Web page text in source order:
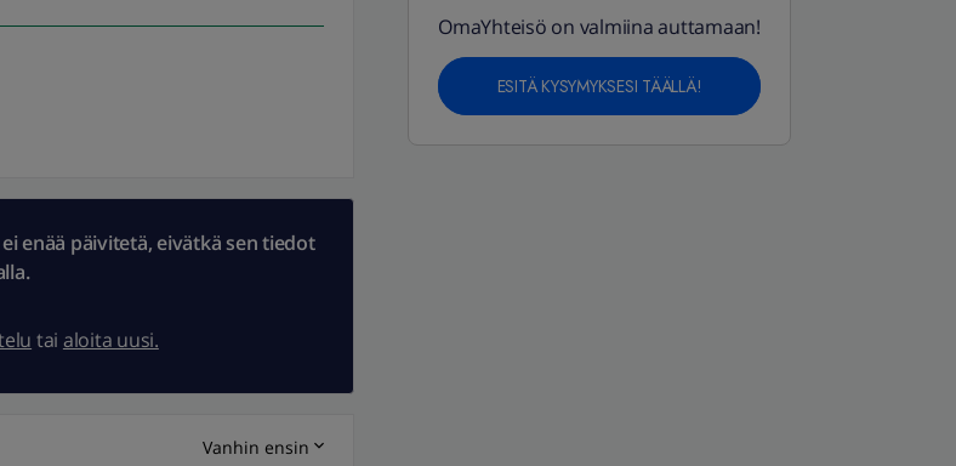
enää päivitetä, eivätkä sen tiedot
tai aloita uusi.
Vanhin ensin
OmaYhteisö on valmiina auttamaan!
ESITÄ KYSYMYKSESI TÄÄLLÄ!